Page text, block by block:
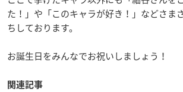
た！」や「このキャラが好き！」などさま
ちしております。
お誕生日をみんなでお祝いしましょう！
関連記事